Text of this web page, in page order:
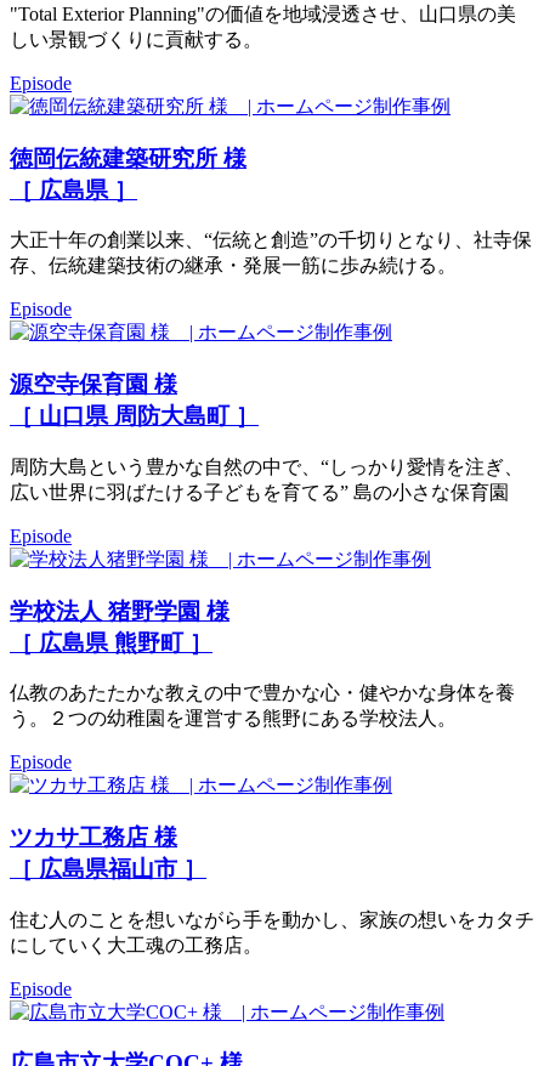
"Total Exterior Planning"の価値を地域浸透させ、山口県の美
しい景観づくりに貢献する。
Episode
徳岡伝統建築研究所 様
［ 広島県 ］
大正十年の創業以来、“伝統と創造”の千切りとなり、社寺保
存、伝統建築技術の継承・発展一筋に歩み続ける。
Episode
源空寺保育園 様
［ 山口県 周防大島町 ］
周防大島という豊かな自然の中で、“しっかり愛情を注ぎ、
広い世界に羽ばたける子どもを育てる” 島の小さな保育園
Episode
学校法人 猪野学園 様
［ 広島県 熊野町 ］
仏教のあたたかな教えの中で豊かな心・健やかな身体を養
う。２つの幼稚園を運営する熊野にある学校法人。
Episode
ツカサ工務店 様
［ 広島県福山市 ］
住む人のことを想いながら手を動かし、家族の想いをカタチ
にしていく大工魂の工務店。
Episode